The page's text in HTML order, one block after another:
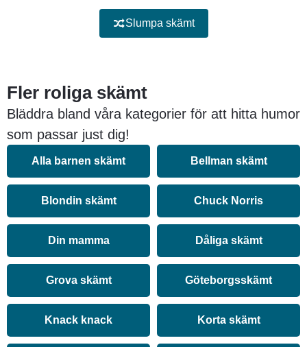
Slumpa skämt
Fler roliga skämt
Bläddra bland våra kategorier för att hitta humor
som passar just dig!
Alla barnen skämt Bellman skämt
Blondin skämt Chuck Norris
Din mamma Dåliga skämt
Grova skämt Göteborgsskämt
Knack knack Korta skämt